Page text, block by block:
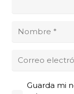
Guarda mi